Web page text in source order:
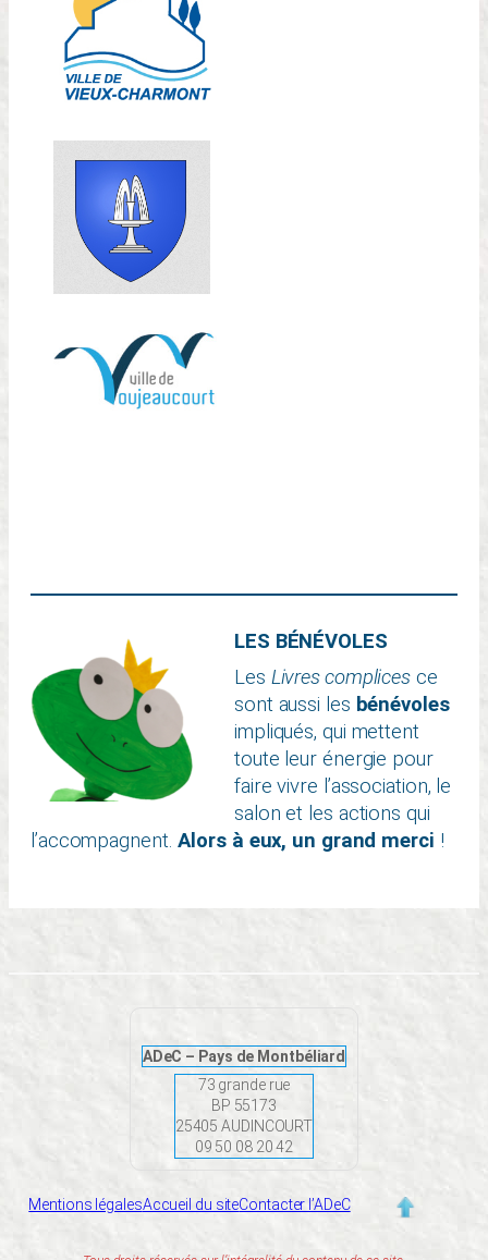
LES BÉNÉVOLES
Les Livres complices ce
sont aussi les bénévoles
impliqués, qui mettent
toute leur énergie pour
faire vivre l’association, le
salon et les actions qui
l’accompagnent.Alors à eux, un grand merci !
ADeC – Pays de Montbéliard
73 grande rue
BP 55173
25405 AUDINCOURT
09 50 08 20 42
Mentions légalesAccueil du siteContacter l’ADeC